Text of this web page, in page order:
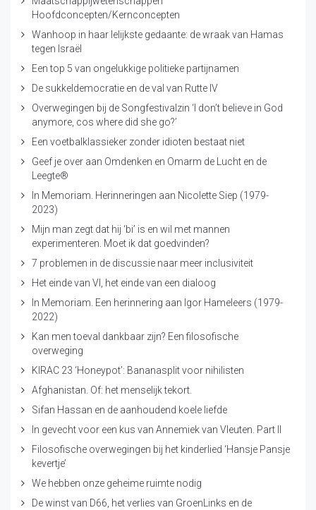
Hoofdconcepten/Kernconcepten
Wanhoop in haar lelijkste gedaante: de wraak van Hamas
tegen Israël
Een top 5 van ongelukkige politieke partijnamen
De sukkeldemocratie en de val van Rutte IV
Overwegingen bij de Songfestivalzin ‘I don’t believe in God
anymore, cos where did she go?’
Een voetbalklassieker zonder idioten bestaat niet
Geef je over aan Omdenken en Omarm de Lucht en de
Leegte®
In Memoriam. Herinneringen aan Nicolette Siep (1979-
2023)
Mijn man zegt dat hij ‘bi’ is en wil met mannen
experimenteren. Moet ik dat goedvinden?
7 problemen in de discussie naar meer inclusiviteit
Het einde van VI, het einde van een dialoog
In Memoriam. Een herinnering aan Igor Hameleers (1979-
2022)
Kan men toeval dankbaar zijn? Een filosofische
overweging
KIRAC 23 ‘Honeypot’: Bananasplit voor nihilisten
Afghanistan. Of: het menselijk tekort.
Sifan Hassan en de aanhoudend koele liefde
In gevecht voor een kus van Annemiek van Vleuten. Part II
Filosofische overwegingen bij het kinderlied ‘Hansje Pansje
kevertje’
We hebben onze geheime ruimte nodig
De winst van D66, het verlies van GroenLinks en de